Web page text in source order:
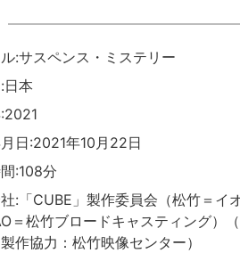
:サスペンス・ミステリー
日本
日:2021年10月22日
間:108分
:「CUBE」製作委員会（松竹＝イ
＝松竹ブロードキャスティング）
作協力：松竹映像センター）